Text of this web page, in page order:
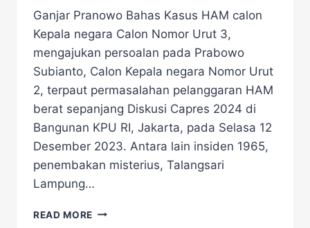
Ganjar Pranowo Bahas Kasus HAM calon
Kepala negara Calon Nomor Urut 3,
mengajukan persoalan pada Prabowo
Subianto, Calon Kepala negara Nomor Urut
2, terpaut permasalahan pelanggaran HAM
berat sepanjang Diskusi Capres 2024 di
Bangunan KPU RI, Jakarta, pada Selasa 12
Desember 2023. Antara lain insiden 1965,
penembakan misterius, Talangsari
Lampung…
READ MORE DEBAT